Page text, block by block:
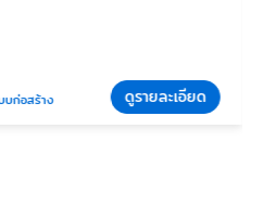
ก่อสร้าง ดูรายละเอียด